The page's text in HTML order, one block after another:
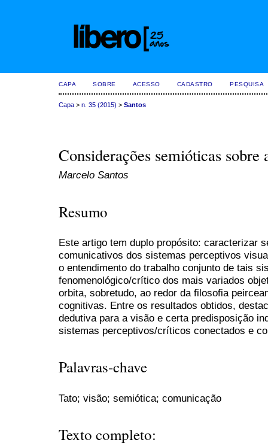
CAPA SOBRE ACESSO CADASTRO PESQUISA
Capa > n. 35 (2015) > Santos
Considerações semióticas sobre
Marcelo Santos
Resumo
Este artigo tem duplo propósito: caracterizar
comunicativos dos sistemas perceptivos
o entendimento do trabalho conjunto de tais
fenomenológico/crítico dos mais variados
orbita, sobretudo, ao redor da filosofia
cognitivas. Entre os resultados obtidos,
dedutiva para a visão e certa predisposição
sistemas perceptivos/críticos conectados e
Palavras-chave
Tato; visão; semiótica; comunicação
Texto completo: